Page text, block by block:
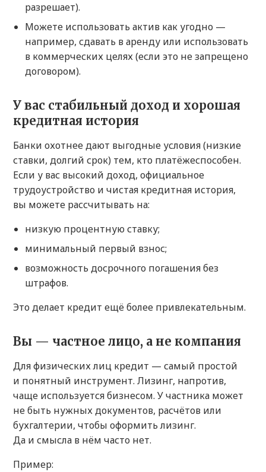
разрешает).
Можете использовать актив как угодно —
например, сдавать в аренду или использовать
в коммерческих целях (если это не запрещено
договором).
У вас стабильный доход и хорошая
кредитная история
Банки охотнее дают выгодные условия (низкие
ставки, долгий срок) тем, кто платёжеспособен.
Если у вас высокий доход, официальное
трудоустройство и чистая кредитная история,
вы можете рассчитывать на:
низкую процентную ставку;
минимальный первый взнос;
возможность досрочного погашения без
штрафов.
Это делает кредит ещё более привлекательным.
Вы — частное лицо, а не компания
Для физических лиц кредит — самый простой
и понятный инструмент. Лизинг, напротив,
чаще используется бизнесом. У частника может
не быть нужных документов, расчётов или
бухгалтерии, чтобы оформить лизинг.
Да и смысла в нём часто нет.
Пример: